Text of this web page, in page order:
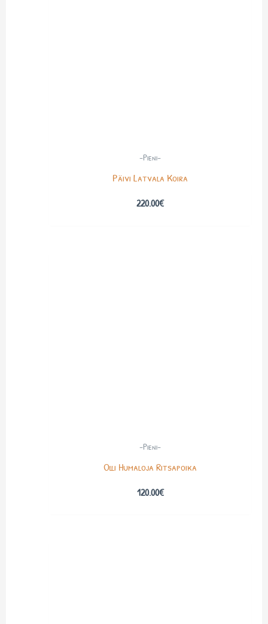
-Pieni-
Päivi Latvala Koira
220.00€
-Pieni-
Olli Humaloja Ritsapoika
120.00€